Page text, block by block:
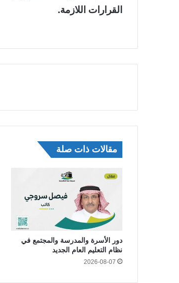
القرارات اللازمة.
مقالات ذات صلة
دور الأسرة والمدرسة والمجتمع في
نظام التعليم العام الجديد
2026-08-07